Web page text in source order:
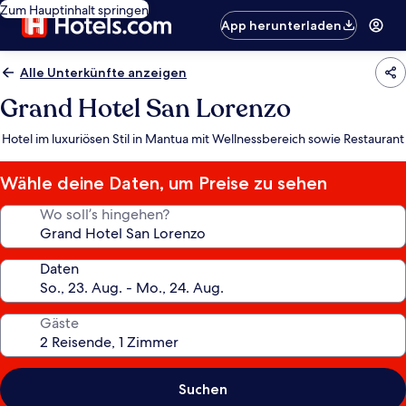
Zum Hauptinhalt springen
App herunterladen
Alle Unterkünfte anzeigen
Grand Hotel San Lorenzo
Hotel im luxuriösen Stil in Mantua mit Wellnessbereich sowie Restaurant
Wähle deine Daten, um Preise zu sehen
Wo soll’s hingehen?
Daten
Gäste
Suchen